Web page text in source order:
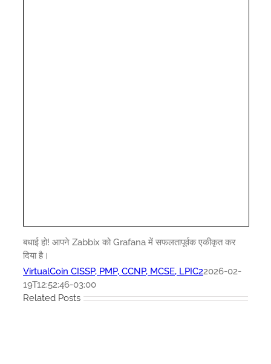
बधाई हो! आपने Zabbix को Grafana में सफलतापूर्वक एकीकृत कर
दिया है।
VirtualCoin CISSP, PMP, CCNP, MCSE, LPIC22026-02-
19T12:52:46-03:00
Related Posts